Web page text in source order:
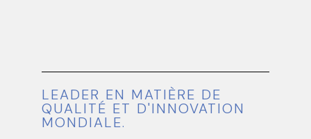
LEADER EN MATIÈRE DE
QUALITÉ ET D'INNOVATION
MONDIALE.